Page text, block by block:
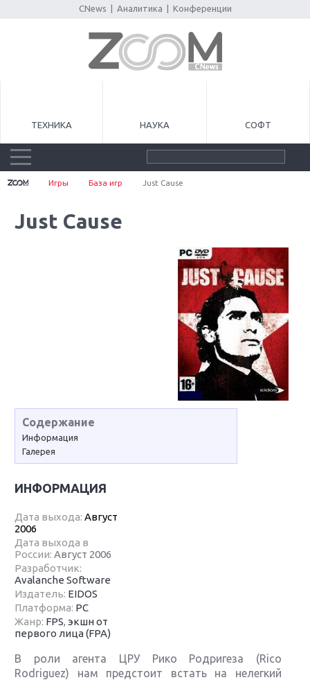
CNews Аналитика Конференции
ТЕХНИКА НАУКА СОФТ
Игры База игр Just Cause
Just Cause
Содержание
Информация
Галерея
ИНФОРМАЦИЯ
Дата выхода:Август
2006
Дата выхода в
России:Август 2006
Разработчик:
Avalanche Software
Издатель: EIDOS
Платформа: PC
Жанр: FPS,экшн от
первого лица (FPA)
В роли агента ЦРУ Рико Родригеза (Rico
Rodriguez) нам предстоит встать на нелегкий